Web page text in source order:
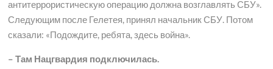
антитеррористическую операцию должна возглавлять СБУ».
Следующим после Гелетея, принял начальник СБУ. Потом
сказали: «Подождите, ребята, здесь война».
– Там Нацгвардия подключилась.